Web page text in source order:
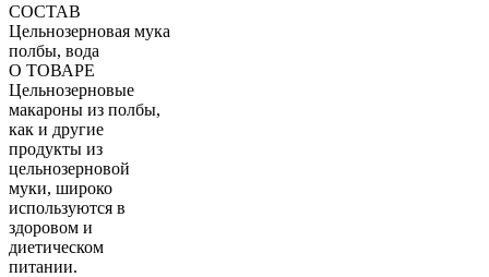
СОСТАВ
Цельнозерновая мука
полбы, вода
О ТОВАРЕ
Цельнозерновые
макароны из полбы,
как и другие
продукты из
цельнозерновой
муки, широко
используются в
здоровом и
диетическом
питании.